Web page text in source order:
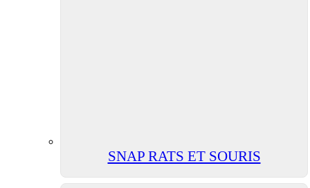
SNAP RATS ET SOURIS